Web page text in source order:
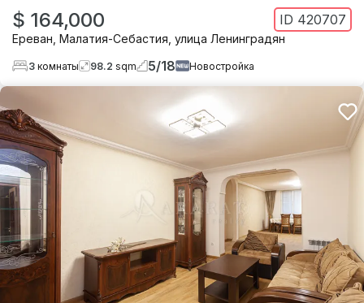
$ 164,000 ID 420707
Ереван Малатия-Себастия улица Ленинградян
3 комнаты 98.2 sqm 5/18 Новостройка